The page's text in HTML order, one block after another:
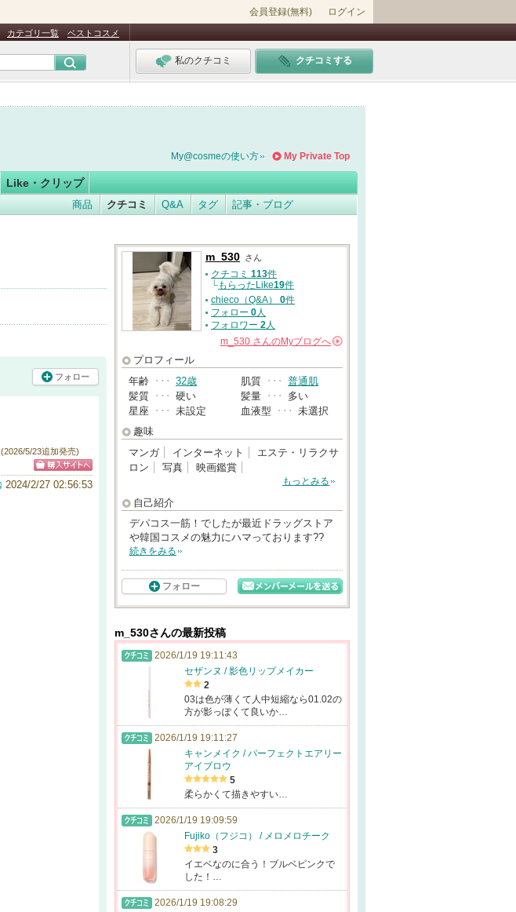
会員登録(無料) ログイン
カテゴリ一覧 ベストコスメ
私のクチコミ クチコミする
My Private Top
My@cosmeの使い方
Like・クリップ
商品 クチコミ Q&A タグ 記事・ブログ
フォロー
5/23追加発売)
2024/2/27 02:56:53
m_530 さん
クチコミ 113件
└もらったLike19件
chieco（Q&A） 0件
フォロー 0人
フォロワー 2人
m_530 さんのMyブログへ
プロフィール
年齢 ･･･ 32歳 肌質 ･･･ 普通肌
髪質 ･･･ 硬い 髪量 ･･･
多い
星座 ･･･ 未設定 血液型 ･･･ 未選択
趣味
マンガ
インターネット
エステ・リラクサ
ロン
写真 映画鑑賞
もっとみる
自己紹介
デパコス一筋！でしたが最近ドラッグストア
や韓国コスメの魅力にハマっております??
続きをみる
フォロー
m_530さんの最新投稿
2026/1/19 19:11:43
セザンヌ / 影色リップメイカー
2
03は色が薄くて人中短縮なら01.02の
方が影っぽくて良いか…
2026/1/19 19:11:27
キャンメイク / パーフェクトエアリー
アイブロウ
5
柔らかくて描きやすい…
2026/1/19 19:09:59
Fujiko（フジコ） / メロメロチーク
3
イエベなのに合う！ブルベピンクで
した！…
2026/1/19 19:08:29